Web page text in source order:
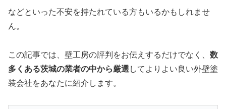
などといった不安を持たれている方もいるかもしれませ
ん。
この記事では、壁工房の評判をお伝えするだけでなく、 数
多くある茨城の業者の中から厳選 してよりよい良い外壁塗
装会社をあなたに紹介します。